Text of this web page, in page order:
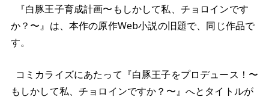
『白豚王子育成計画〜もしかして私、チョロインです
か？〜』は、本作の原作Web小説の旧題で、同じ作品で
す。
コミカライズにあたって『白豚王子をプロデュース！〜
もしかして私、チョロインですか？〜』へとタイトルが